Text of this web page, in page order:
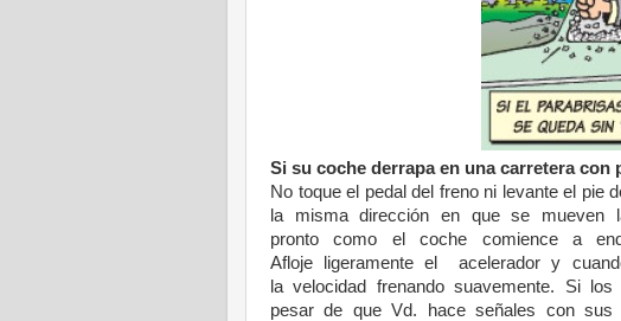
Si su coche derrapa en una carretera con
No toque el pedal del freno ni levante el pie
la mismadirección en que se mueven
prontocomo el coche comience a
Afloje
ligeramente el acelerador y
lavelocidad frenando suavemente. Si los
pesarde que Vd. hace señales consus